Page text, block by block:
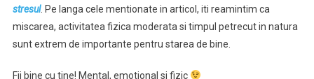
stresul. Pe langa cele mentionate in articol, iti reamintim ca
miscarea, activitatea fizica moderata si timpul petrecut in natura
sunt extrem de importante pentru starea de bine.
Fii bine cu tine! Mental, emotional si fizic